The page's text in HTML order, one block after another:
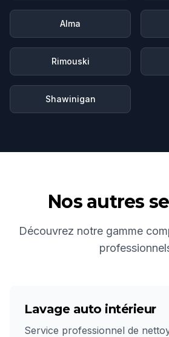
Alma
Rimouski
Shawinigan
Nos autres
Découvrez notre gamme
Lavage auto intérieur
Service professionnel de